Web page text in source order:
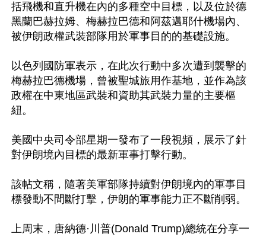
括飛機和直升機在內的多種空中目標，以及位於德
黑蘭巴赫拉姆、梅赫拉巴德和阿茲邁耶什機場內、
被伊朗政權武裝部隊用於軍事目的的基礎設施。
以色列國防軍表示，在此次行動中多次遭到襲擊的
梅赫拉巴德機場，曾被聖城旅用作基地，並作為該
政權在中東地區武裝和資助其武裝力量的主要樞
紐。
美國中央司令部星期一發布了一段視頻，展示了針
對伊朗境內目標的最新軍事打擊行動。
該帖文稱，隨著美軍部隊持續對伊朗境內的軍事目
標發動不間斷打擊，伊朗的軍事能力正不斷削弱。
上周末，唐納德·川普(Donald Trump)總統在分享一